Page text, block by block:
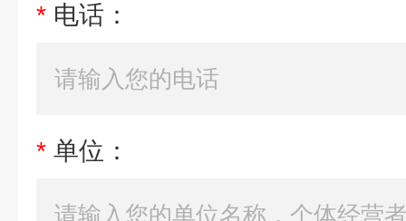
* 电话：
* 单位：